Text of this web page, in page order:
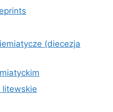
(diecezja
litewskie